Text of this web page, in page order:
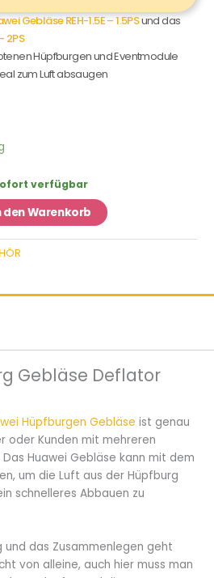
Gebläse REH-1.5E – 1.5PSund das
2PS
Hüpfburgen und Eventmodule
zum Luft absaugen
verfügbar
den Warenkorb
Gebläse Deflator
Hüpfburgen Gebläse ist genau
oder Kunden mit mehreren
Huawei Gebläse kann mit dem
um die Luft aus der Hüpfburg
schnelleres Abbauen zu
und das Zusammenlegen geht
von alleine, auch hier muss man